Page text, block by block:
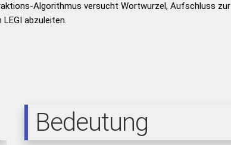
Algorithmus versucht Wortwurzel, Aufschluss zur
abzuleiten.
Bedeutung